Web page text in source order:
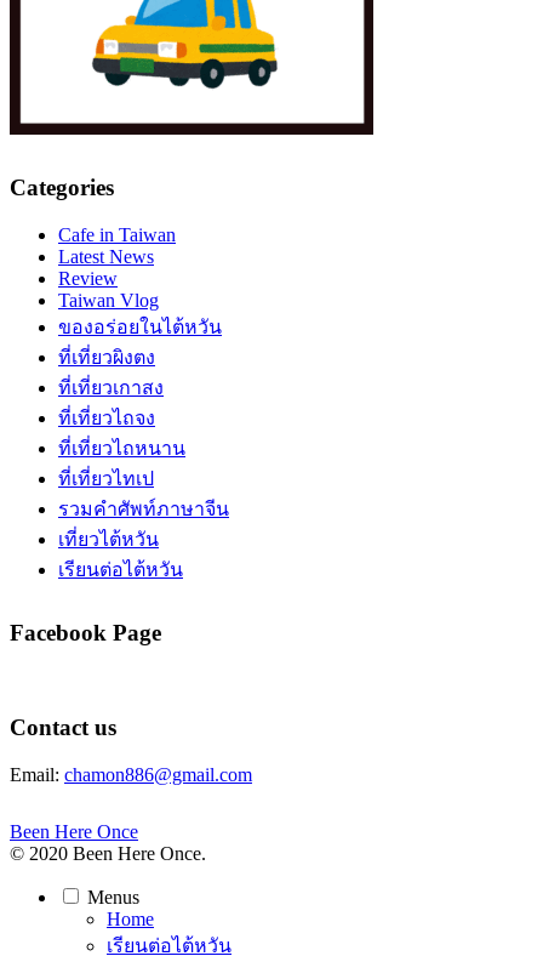
Categories
Cafe in Taiwan
Latest News
Review
Taiwan Vlog
ของอร่อยในไต้หวัน
ที่เที่ยวผิงตง
ที่เที่ยวเกาสง
ที่เที่ยวไถจง
ที่เที่ยวไถหนาน
ที่เที่ยวไทเป
รวมคำศัพท์ภาษาจีน
เที่ยวไต้หวัน
เรียนต่อไต้หวัน
Facebook Page
Contact us
Email: chamon886@gmail.com
Been Here Once
© 2020 Been Here Once.
Menus
Home
เรียนต่อไต้หวัน